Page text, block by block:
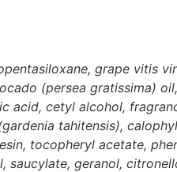
grape vitis
(persea gratissima)
acid, cetyl alcohol,
tahitensis),
tocopheryl acetate,
saucylate, geranol,